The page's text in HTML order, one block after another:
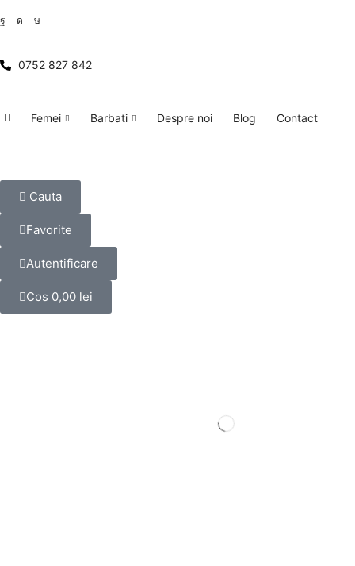
0752 827 842
Femei Barbati Despre noi Blog Contact
Cauta
Favorite
Autentificare
Cos 0,00 lei